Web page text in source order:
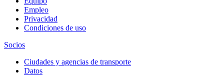
Empleo
Privacidad
Condiciones de uso
Socios
Ciudades y agencias de transporte
Datos